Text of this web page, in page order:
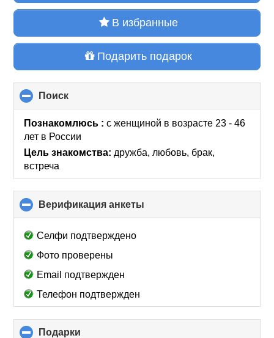
В избранные
Подарить подарок
Поиск
to
collapse
contents
Познакомлюсь :с женщиной в возрасте 23 - 46
лет в России
Цель знакомства: дружба, любовь, брак,
встреча
Верификация анкеты
to
Селфи подтверждено
Фото проверены
Email подтвержден
Телефон подтвержден
Подарки